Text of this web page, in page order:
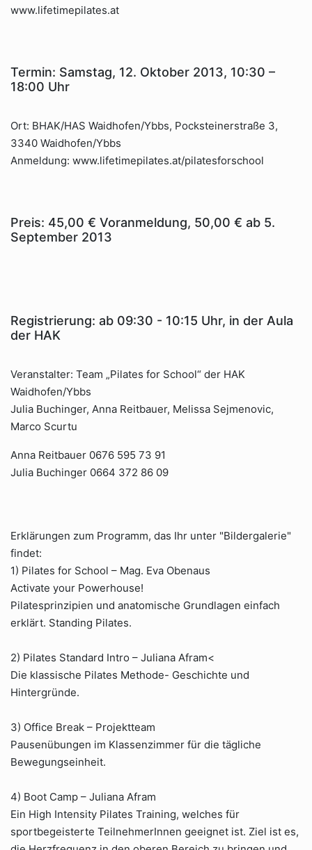
www.lifetimepilates.at
Termin: Samstag, 12. Oktober 2013, 10:30 –
18:00 Uhr
Ort: BHAK/HAS Waidhofen/Ybbs, Pocksteinerstraße 3,
3340 Waidhofen/Ybbs
Anmeldung: www.lifetimepilates.at/pilatesforschool
Preis: 45,00 € Voranmeldung, 50,00 € ab 5.
September 2013
Registrierung: ab 09:30 - 10:15 Uhr, in der Aula
der HAK
Veranstalter: Team „Pilates for School“ der HAK
Waidhofen/Ybbs
Julia Buchinger, Anna Reitbauer, Melissa Sejmenovic,
Marco Scurtu
Anna Reitbauer 0676 595 73 91
Julia Buchinger 0664 372 86 09
Erklärungen zum Programm, das Ihr unter "Bildergalerie"
findet:
1) Pilates for School – Mag. Eva Obenaus
Activate your Powerhouse!
Pilatesprinzipien und anatomische Grundlagen einfach
erklärt. Standing Pilates.
2) Pilates Standard Intro – Juliana Afram<
Die klassische Pilates Methode- Geschichte und
Hintergründe.
3) Office Break – Projektteam
Pausenübungen im Klassenzimmer für die tägliche
Bewegungseinheit.
4) Boot Camp – Juliana Afram
Ein High Intensity Pilates Training, welches für
sportbegeisterte TeilnehmerInnen geeignet ist. Ziel ist es,